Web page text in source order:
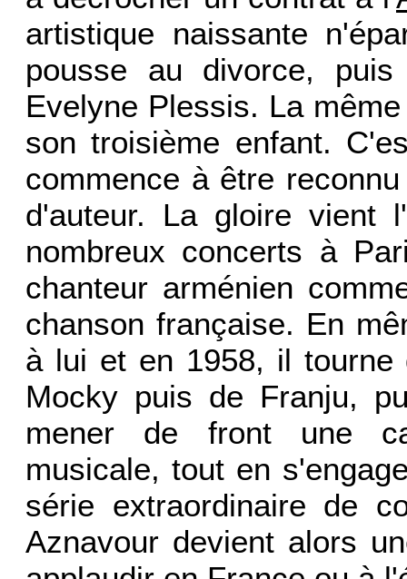
artistique naissante
pousse au divorce,
Evelyne Plessis. La
son troisième enfant.
commence à être
d'auteur. La gloire vient
nombreux concerts à
chanteur arménien
chanson française. En
à lui et en 1958, il
Mocky puis de Franju,
mener de front une
musicale, tout en
série extraordinaire de
Aznavour devient alors